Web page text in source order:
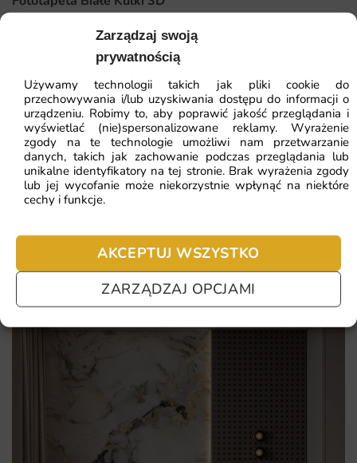
Zarządzaj swoją
prywatnością
Używamy technologii takich jak pliki cookie do
przechowywania i/lub uzyskiwania dostępu do informacji o
urządzeniu. Robimy to, aby poprawić jakość przeglądania i
wyświetlać (nie)spersonalizowane reklamy. Wyrażenie
zgody na te technologie umożliwi nam przetwarzanie
danych, takich jak zachowanie podczas przeglądania lub
unikalne identyfikatory na tej stronie. Brak wyrażenia zgody
lub jej wycofanie może niekorzystnie wpłynąć na niektóre
cechy i funkcje.
AKCEPTUJ WSZYSTKO
ZARZĄDZAJ OPCJAMI
Dlaczego warto wybrać tę fototapetę
Nowoczesny design, który ożywi każde wnętrze.
Wysoka jakość materiałów i druku, gwarantująca
długotrwały efekt.
Wszechstronność zastosowania w różnych
pomieszczeniach.
Łatwy montaż, pozwalający na szybką metamorfozę
przestrzeni.
64.51zł
ZOBACZ WSZYSTKIE
Najczęściej zadawane pytania
nie chcesz czekać – sprawdź najczęściej zadawane pytania.